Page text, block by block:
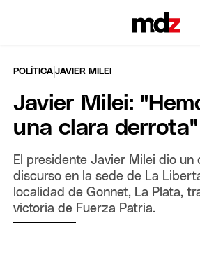
POLÍTICA |JAVIER MILEI
Javier Milei:
una clara derrota"
El presidente Javier Milei dio un
discurso en la sede de La
localidad de Gonnet, La Plata,
victoria de Fuerza Patria.